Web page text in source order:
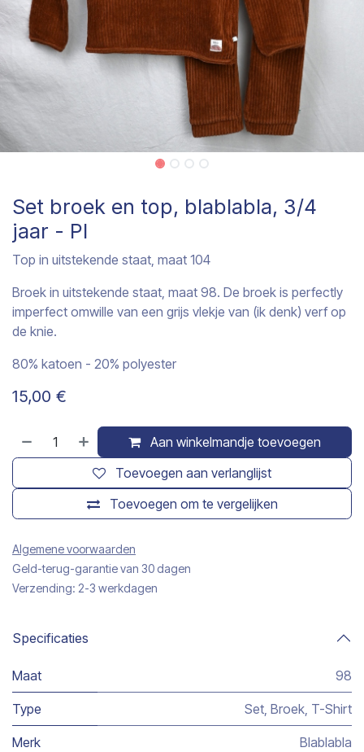
Set broek en top, blablabla, 3/4
jaar - PI
Top in uitstekende staat, maat 104
Broek in uitstekende staat, maat 98. De broek is perfectly
imperfect omwille van een grijs vlekje van (ik denk) verf op
de knie.
80% katoen - 20% polyester
15,00 €
Aan winkelmandje toevoegen
Toevoegen om te vergelijken
Toevoegen aan verlanglijst
Algemene voorwaarden
Geld-terug-garantie van 30 dagen
Verzending: 2-3 werkdagen
Specificaties
Maat 98
Type Set, Broek, T-Shirt
Merk Blablabla